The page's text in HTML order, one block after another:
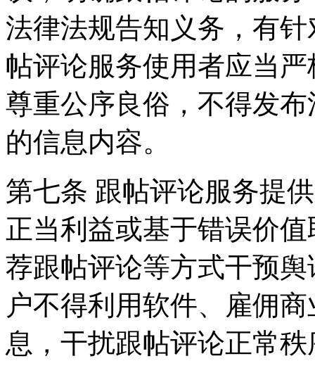
法律法规告知义务，有
帖评论服务使用者应当
尊重公序良俗，不得发
的信息内容。
第七条 跟帖评论服务提
正当利益或基于错误价
荐跟帖评论等方式干预
户不得利用软件、雇佣
息，干扰跟帖评论正常